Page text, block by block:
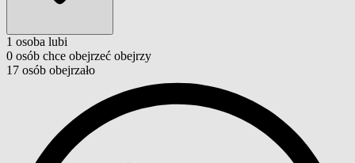
1 osoba lubi
0 osób chce obejrzeć obejrzy
17 osób obejrzało